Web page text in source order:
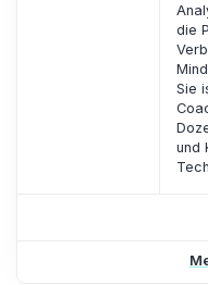
die
Sie
und